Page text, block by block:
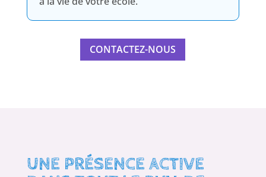
CONTACTEZ-NOUS
UNE PRÉSENCE ACTIVE